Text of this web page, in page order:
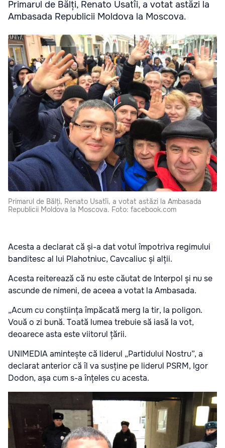
Primarul de Bălți, Renato Usatîi, a votat astăzi la
Ambasada Republicii Moldova la Moscova.
Primarul de Bălți, Renato Usatîi, a votat astăzi la Ambasada
Republicii Moldova la Moscova. Foto: facebook.com
Acesta a declarat că și-a dat votul împotriva regimului
banditesc al lui Plahotniuc, Cavcaliuc și alții.
Acesta reiterează că nu este căutat de Interpol și nu se
ascunde de nimeni, de aceea a votat la Ambasada.
„Acum cu conștiința împăcată merg la tir, la poligon.
Vouă o zi bună. Toată lumea trebuie să iasă la vot,
deoarece asta este viitorul țării.
UNIMEDIA amintește că liderul „Partidului Nostru”, a
declarat anterior că îl va susține pe liderul PSRM, Igor
Dodon, așa cum s-a înțeles cu acesta.